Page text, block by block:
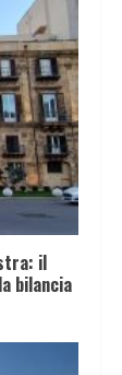
il
bilancia